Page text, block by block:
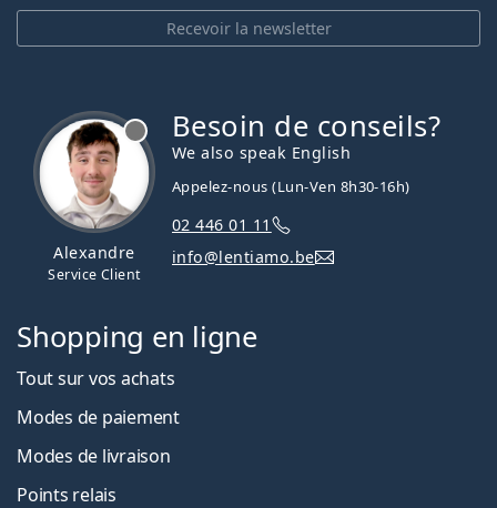
Recevoir la newsletter
Alexandre
Service Client
Besoin de conseils?
We also speak English
Appelez-nous (Lun-Ven 8h30-16h)
02 446 01 11
info@lentiamo.be
Shopping en ligne
Tout sur vos achats
Modes de paiement
Modes de livraison
Points relais